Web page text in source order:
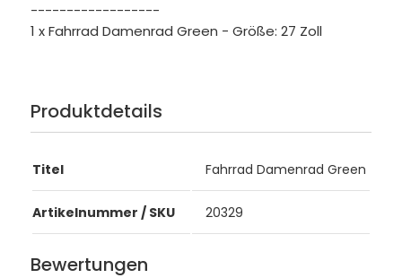
------------------
1 x Fahrrad Damenrad Green - Größe: 27 Zoll
Produktdetails
Titel Fahrrad Damenrad Green
Artikelnummer / SKU 20329
Bewertungen